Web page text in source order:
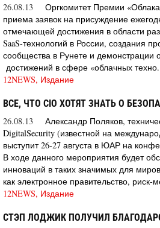
26.08.13
Оргкомитет Премии
приема заявок на присуждение
отмечающей достижения в области
SaaS-технологий в России, создания
сообщества в Рунете и демонстрации
достижений в сфере «облачных
12NEWS, Издание
ВСЕ, ЧТО CIO ХОТЯТ ЗНАТЬ О
26.08.13
Александр Поляков,
DigitalSecurity (известной на
выступит 26-27 августа в ЮАР на
В ходе данного мероприятия будет
инноваций в таких значимых для
как электронное правительство,
12NEWS, Издание
СТЭП ЛОДЖИК ПОЛУЧИЛ